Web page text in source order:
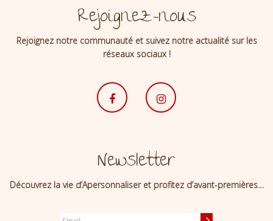
Rejoignez-nous
Rejoignez notre communauté et suivez notre actualité sur les
réseaux sociaux !
Newsletter
Découvrez la vie d’Apersonnaliser et profitez d’avant-premières…